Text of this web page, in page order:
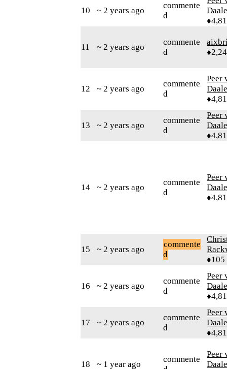
10 ~ 2 years ago
commente
d
11 ~ 2 years ago
commente
d
12 ~ 2 years ago
commente
d
Peer
13 ~ 2 years ago
commente
d
Peer
14 ~ 2 years ago
commente
d
Peer
15 ~ 2 years ago
commente
d
♦105
16 ~ 2 years ago
commente
d
Peer
17 ~ 2 years ago
commente
d
Peer
18 ~ 1 year ago
commente
Peer